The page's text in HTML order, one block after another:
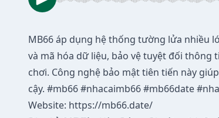
MB66áp dụng hệ thống tường lửa nhiều
và mã hóa dữ liệu, bảo vệ tuyệt đối thông
chơi. Công nghệ bảo mật tiên tiến này
cậy. #mb66 #nhacaimb66 #mb66date
Website: https://mb66.date/